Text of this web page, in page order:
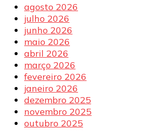
agosto 2026
julho 2026
junho 2026
maio 2026
abril 2026
março 2026
fevereiro 2026
janeiro 2026
dezembro 2025
novembro 2025
outubro 2025